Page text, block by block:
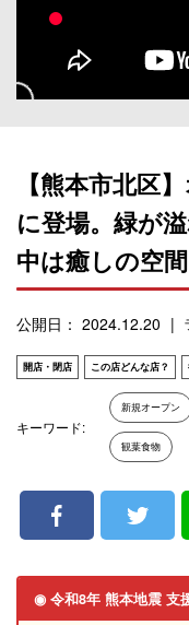
【熊本市北区
に登場。緑が
中は癒しの空
公開日： 2024.12.20
開店・閉店 この店どんな店？
キーワード:
新規オープン
観葉食物
◉ 令和8年 熊本地震 支